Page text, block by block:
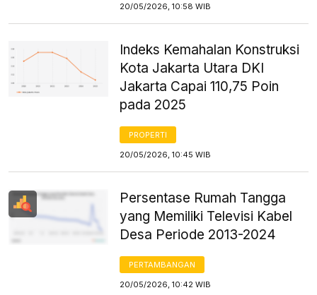
20/05/2026, 10:58 WIB
Indeks Kemahalan Konstruksi
Kota Jakarta Utara DKI
Jakarta Capai 110,75 Poin
pada 2025
PROPERTI
20/05/2026, 10:45 WIB
Persentase Rumah Tangga
yang Memiliki Televisi Kabel
Desa Periode 2013-2024
PERTAMBANGAN
20/05/2026, 10:42 WIB